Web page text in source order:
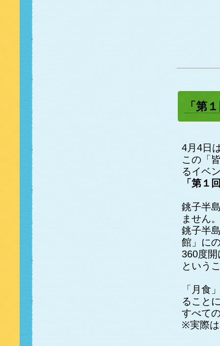
「第
4月4日
この「
るイベ
「第
銚子半
ません
銚子半
館」に
360度
という
「月食
ること
すべて
※実際は